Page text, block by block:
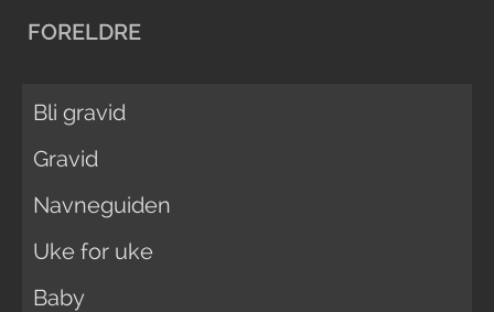
FORELDRE
Bli gravid
Gravid
Navneguiden
Uke for uke
Baby